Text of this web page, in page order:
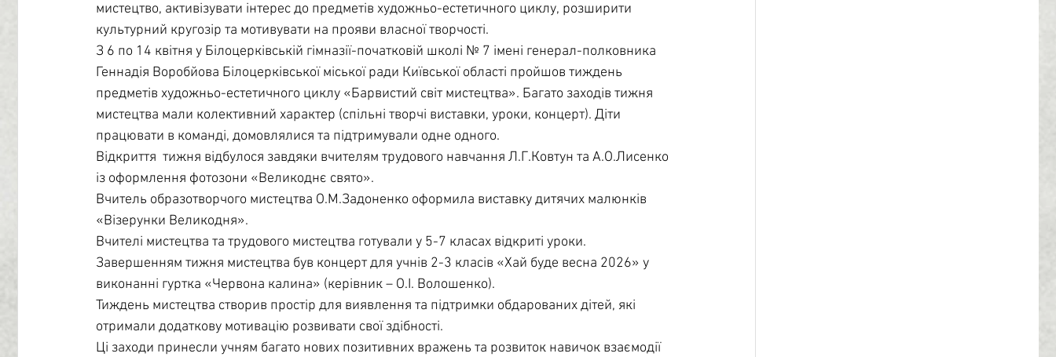
мистецтво, активізувати інтерес до предметів художньо-естетичного циклу, розширити
культурний кругозір та мотивувати на прояви власної творчості.
З 6 по 14 квітня у Білоцерківській гімназії-початковій школі № 7 імені генерал-полковника
Геннадія Воробйова Білоцерківської міської ради Київської області пройшов тиждень
предметів художньо-естетичного циклу «Барвистий світ мистецтва». Багато заходів тижня
мистецтва мали колективний характер (спільні творчі виставки, уроки, концерт). Діти
працювати в команді, домовлялися та підтримували одне одного.
Відкриття  тижня відбулося завдяки вчителям трудового навчання Л.Г.Ковтун та А.О.Лисенко
із оформлення фотозони «Великоднє свято».
Вчитель образотворчого мистецтва О.М.Задоненко оформила виставку дитячих малюнків
«Візерунки Великодня».
Вчителі мистецтва та трудового мистецтва готували у 5-7 класах відкриті уроки.
Завершенням тижня мистецтва був концерт для учнів 2-3 класів «Хай буде весна 2026» у
виконанні гуртка «Червона калина» (керівник – О.І. Волошенко).
Тиждень мистецтва створив простір для виявлення та підтримки обдарованих дітей, які
отримали додаткову мотивацію розвивати свої здібності.
Ці заходи принесли учням багато нових позитивних вражень та розвиток навичок взаємодії